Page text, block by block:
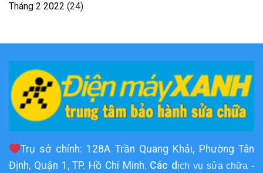
Tháng 2 2022 (24)
Trụ sở chính: 128A Trần Quang Khải, Phường Tân
Định, Quận 1, TP. Hồ Chí Minh. Các dịch vụ sửa chữa -